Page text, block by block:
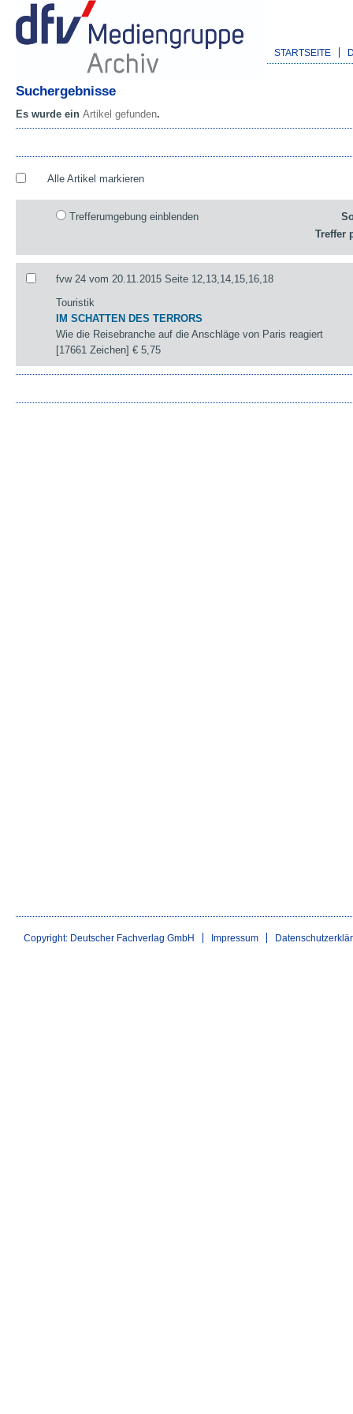
STARTSEITE
Suchergebnisse
Es wurde ein Artikel gefunden.
Alle Artikel markieren
Trefferumgebung einblenden
Treffer
fvw 24 vom 20.11.2015 Seite 12,13,14,15,16,18
Touristik
IM SCHATTEN DES TERRORS
Wie die Reisebranche auf die Anschläge von Paris reagiert
[17661 Zeichen]€ 5,75
Copyright: Deutscher Fachverlag GmbH Impressum